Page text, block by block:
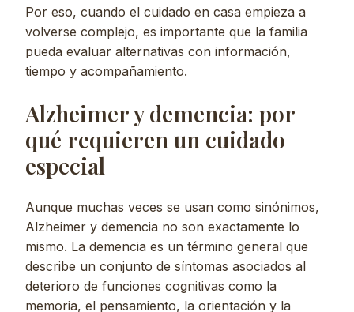
Por eso, cuando el cuidado en casa empieza a
volverse complejo, es importante que la familia
pueda evaluar alternativas con información,
tiempo y acompañamiento.
Alzheimer y demencia: por
qué requieren un cuidado
especial
Aunque muchas veces se usan como sinónimos,
Alzheimer y demencia no son exactamente lo
mismo. La demencia es un término general que
describe un conjunto de síntomas asociados al
deterioro de funciones cognitivas como la
memoria, el pensamiento, la orientación y la